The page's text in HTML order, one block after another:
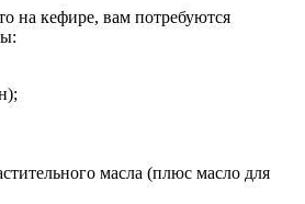
на кефире, вам потребуются
масла (плюс масло для